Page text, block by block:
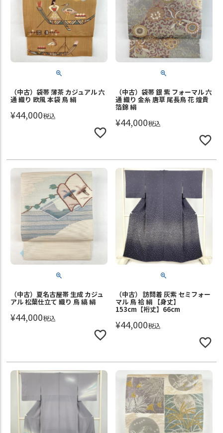
（中古）袋帯 薄茶 カジュアル 六
通 織り 欧風 本袋 鳥 絹
¥44,000税込
（中古）袋帯 銀 紫 フォーマル 六
通 織り 金糸 唐草 尾長鳥 花 煌貴
箔錦 絹
¥44,000税込
（中古）夏名古屋帯 生成 カジュ
アル 松葉仕立て 織り 鳥 縞 絹
¥44,000税込
（中古） 訪問着 灰紫 セミフォー
マル 鳥 袷 絹 【身丈】
153cm【裄丈】66cm
¥44,000税込